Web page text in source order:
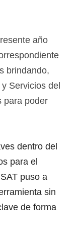
año
brindando,
Servicios del
para poder
dentro del
para el
puso a
sin
de forma